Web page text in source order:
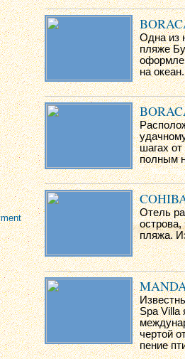
Одна из
пляже
на океан.
шагах
полным
Отель
острова,
пляжа.
Spa Villa
чертой
пение